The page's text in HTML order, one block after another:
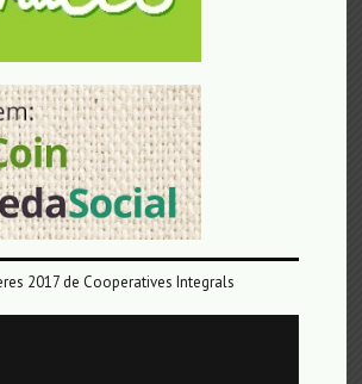
2017 de Cooperatives Integrals